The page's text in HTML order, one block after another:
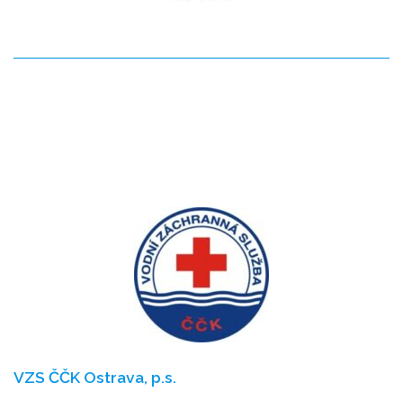
VZS ČČK Ostrava, p.s.